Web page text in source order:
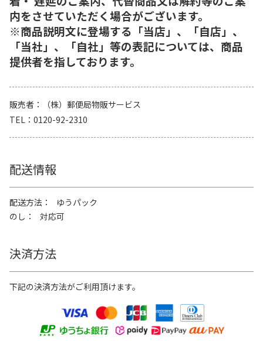
内をさせていただく場合がございます。
※商品説明文に登場する「当店」、「自店」、
「当社」、「自社」等の表記については、商品
提供者を指しております。
販売者
（株）郵便局物販サービス
TEL
0120-92-2310
配送情報
配送方法
ゆうパック
のし
対応可
決済方法
下記の決済方法がご利用頂けます。